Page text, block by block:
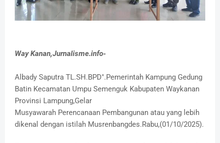
Way Kanan,Jurnalisme.info-
Albady Saputra TL.SH.BPD".Pemerintah Kampung Gedung
Batin Kecamatan Umpu Semenguk Kabupaten Waykanan
Provinsi Lampung,Gelar
Musyawarah Perencanaan Pembangunan atau yang lebih
dikenal dengan istilah Musrenbangdes.Rabu,(01/10/2025).